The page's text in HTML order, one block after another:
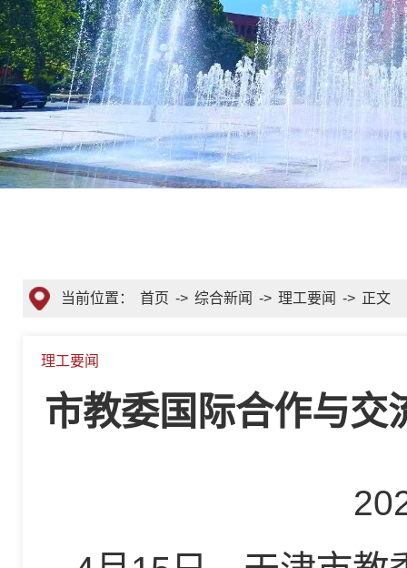
当前位置： 首页 -> 综合新闻 -> 理工要闻 -> 正文
理工要闻
市教委国际合作与交